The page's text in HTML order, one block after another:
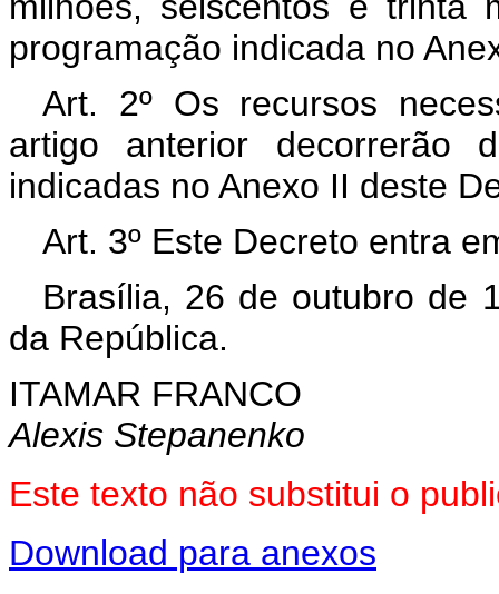
programação indicada no
Art. 2º Os recursos
artigo anterior decorrerão
indicadas no Anexo II deste
Art. 3º Este Decreto entra
Brasília, 26 de outubro de
da República.
ITAMAR FRANCO
Alexis Stepanenko
Este texto não substitui o
Download para anexos